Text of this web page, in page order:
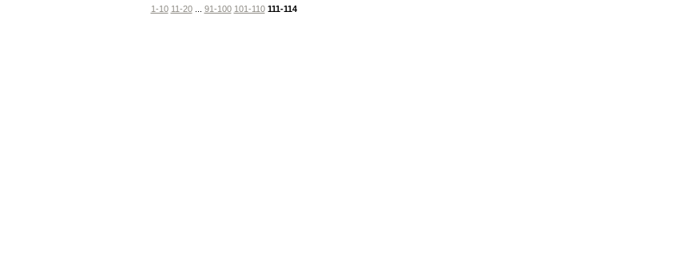
1-10 11-20 91-100 101-110 111-114